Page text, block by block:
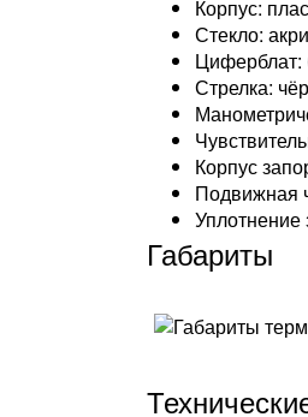
Корпус:
Стекло:
Циферблат:
Стрелка:
Корпус
Подвижная
Уплотнение
Габариты